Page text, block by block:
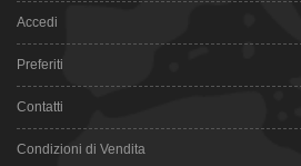
Accedi
Preferiti
Contatti
Condizioni di Vendita